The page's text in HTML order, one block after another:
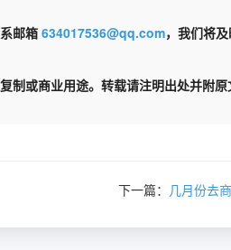
邮箱 634017536@qq.com，我们将
或商业用途。转载请注明出处并附原
下一篇： 几月份去